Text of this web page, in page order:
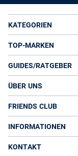
KATEGORIEN
TOP-MARKEN
GUIDES/RATGEBER
ÜBER UNS
FRIENDS CLUB
INFORMATIONEN
KONTAKT